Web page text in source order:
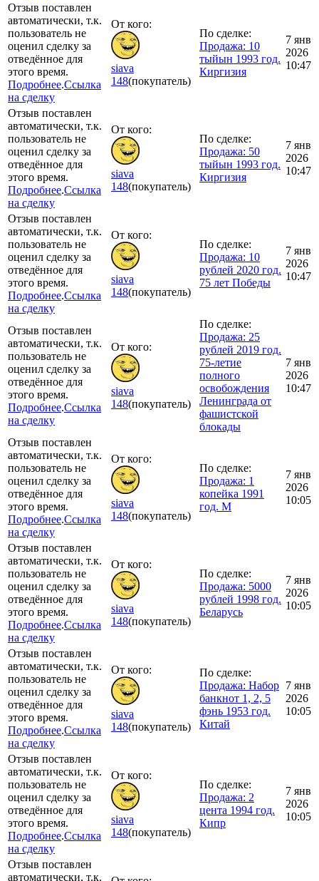
Отзыв поставлен
автоматически, т.к.
пользователь не
оценил сделку за
отведённое для
этого время.
Подробнее.Ссылка
на сделку
От кого:
siava
148(покупатель)
По сделке:
Продажа: 10
тыйын 1993 год.
Киргизия
7 янв
2026
10:47
Отзыв поставлен
автоматически, т.к.
пользователь не
оценил сделку за
отведённое для
этого время.
Подробнее.Ссылка
на сделку
От кого:
siava
148(покупатель)
По сделке:
Продажа: 50
тыйын 1993 год.
Киргизия
7 янв
2026
10:47
Отзыв поставлен
автоматически, т.к.
пользователь не
оценил сделку за
отведённое для
этого время.
Подробнее.Ссылка
на сделку
От кого:
siava
148(покупатель)
По сделке:
Продажа: 10
рублей 2020 год.
75 лет Победы
7 янв
2026
10:47
Отзыв поставлен
автоматически, т.к.
пользователь не
оценил сделку за
отведённое для
этого время.
Подробнее.Ссылка
на сделку
От кого:
siava
148(покупатель)
По сделке:
Продажа: 25
рублей 2019 год.
75-летие
полного
освобождения
Ленинграда от
фашистской
блокады
7 янв
2026
10:47
Отзыв поставлен
автоматически, т.к.
пользователь не
оценил сделку за
отведённое для
этого время.
Подробнее.Ссылка
на сделку
От кого:
siava
148(покупатель)
По сделке:
Продажа: 1
копейка 1991
год. М
7 янв
2026
10:05
Отзыв поставлен
автоматически, т.к.
пользователь не
оценил сделку за
отведённое для
этого время.
Подробнее.Ссылка
на сделку
От кого:
siava
148(покупатель)
По сделке:
Продажа: 5000
рублей 1998 год.
Беларусь
7 янв
2026
10:05
Отзыв поставлен
автоматически, т.к.
пользователь не
оценил сделку за
отведённое для
этого время.
Подробнее.Ссылка
на сделку
От кого:
siava
148(покупатель)
По сделке:
Продажа: Набор
банкнот 1, 2, 5
фэнь 1953 год.
Китай
7 янв
2026
10:05
Отзыв поставлен
автоматически, т.к.
пользователь не
оценил сделку за
отведённое для
этого время.
Подробнее.Ссылка
на сделку
От кого:
siava
148(покупатель)
По сделке:
Продажа: 2
цента 1994 год.
Кипр
7 янв
2026
10:05
Отзыв поставлен
автоматически, т.к.